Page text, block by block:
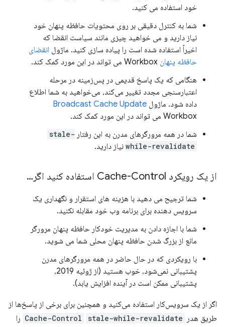
خود استفاده می کنید.
شما به کنترل دقیقی بر روی محتویات حافظه پنهان خود
نیاز دارید و می خواهید چیزی مانند سیاست انقضا که
اخیراً استفاده شده است را پیاده سازی کنید. ماژول انقضای
حافظه پنهان
هنگامی که یک پاسخ قدیمی در پس‌زمینه در مرحله
اعتبارسنجی مجدد تغییر می‌کند، می‌خواهید به شما اطلاع
داده شود. ماژول Broadcast Cache Update
Workbox می تواند در این مورد کمک کند.
شما در همه مرورگرهای مدرن به این رفتار stale-
while-revalidate نیاز دارید.
از یک رویکرد Cache-Control استفاده کنید اگر…
شما ترجیح می دهید با هزینه های استقرار و نگهداری یک
سرویس دهنده برای برنامه وب خود مقابله نکنید.
شما با اجازه دادن به مدیریت خودکار حافظه پنهان مرورگر
مانع از بزرگ شدن حافظه پنهان محلی شما می شوید.
با رویکردی که در حال حاضر در همه مرورگرهای مدرن
پشتیبانی نمی‌شود، خوب هستید (از ژوئیه 2019،
پشتیبانی ممکن است در آینده افزایش یابد).
اگر از یک سرویس‌کار استفاده می‌کنید و همچنین برای برخی از پاسخ‌ها از
طریق هدر
Cache-Control stale-while-revalidate
را